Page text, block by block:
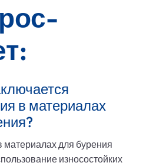
в материалах
материалах для бурения
износостойких